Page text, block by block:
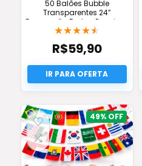
50 Balões Bubble
Transparentes 24”
Decoração Festas Premium
Oferta
★★★★★
R$59,90
49%